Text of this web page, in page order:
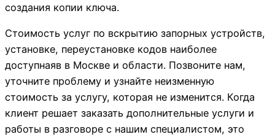
создания копии ключа.
Стоимость услуг по вскрытию запорных устройств,
установке, переустановке кодов наиболее
доступнаяв в Москве и области. Позвоните нам,
уточните проблему и узнайте неизменную
стоимость за услугу, которая не изменится. Когда
клиент решает заказать дополнительные услуги и
работы в разговоре с нашим специалистом, это